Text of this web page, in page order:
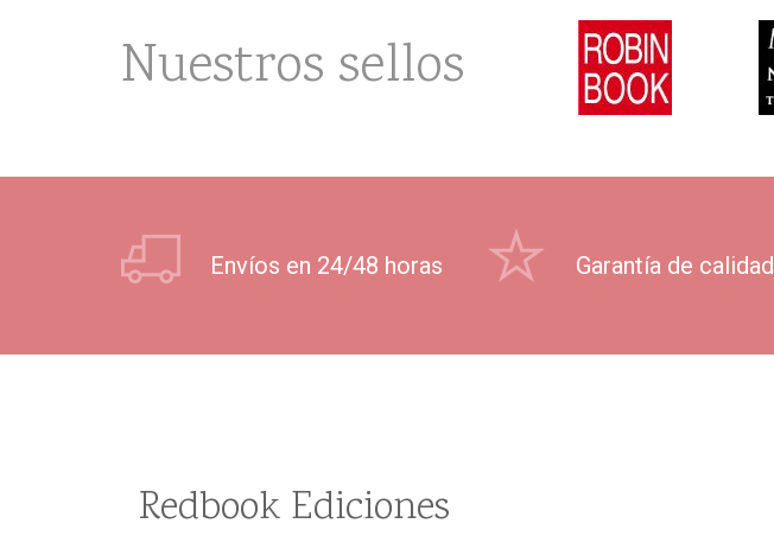
Nuestros sellos
Envíos en 24/48 horas Garantía de calidad
Redbook Ediciones